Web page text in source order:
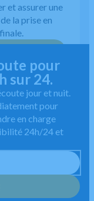
et assurer une
la prise en
pour
sur 24.
jour et nuit.
pour
en charge
24h/24 et